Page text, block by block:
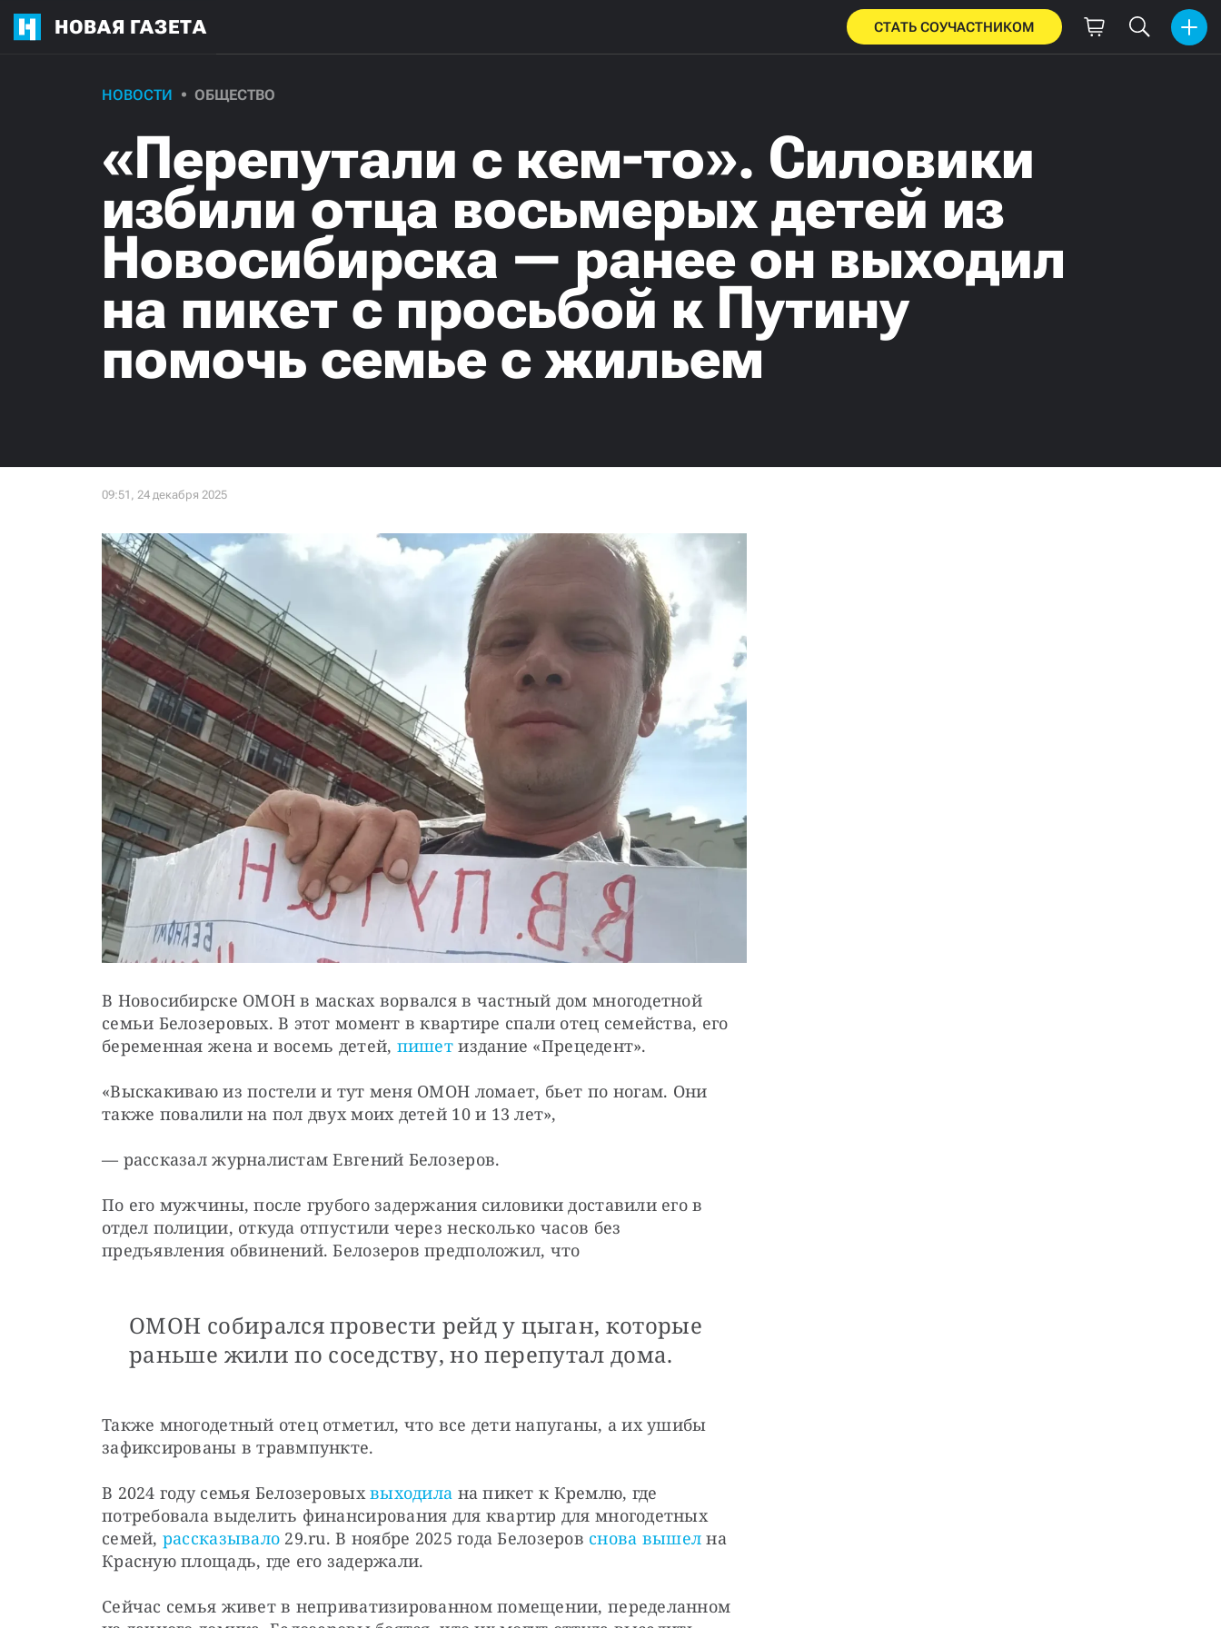
НОВАЯ ГАЗЕТА СТАТЬ СОУЧАСТНИКОМ
НОВОСТИ ОБЩЕСТВО
«Перепутали с кем-то». Силовики
избили отца восьмерых детей из
Новосибирска — ранее он выходил
на пикет c просьбой к Путину
помочь семье с жильем
В Новосибирске ОМОН в масках ворвался в частный дом многодетной
семьи Белозеровых. В этот момент в квартире спали отец семейства, его
беременная жена и восемь детей, пишет издание «Прецедент».
«Выскакиваю из постели и тут меня ОМОН ломает, бьет по ногам. Они
также повалили на пол двух моих детей 10 и 13 лет»,
— рассказал журналистам Евгений Белозеров.
По его мужчины, после грубого задержания силовики доставили его в
отдел полиции, откуда отпустили через несколько часов без
предъявления обвинений. Белозеров предположил, что
ОМОН собирался провести рейд у цыган, которые
раньше жили по соседству, но перепутал дома.
Также многодетный отец отметил, что все дети напуганы, а их ушибы
зафиксированы в травмпункте.
В 2024 году семья Белозеровых выходила на пикет к Кремлю, где
потребовала выделить финансирования для квартир для многодетных
семей, рассказывало 29.ru. В ноябре 2025 года Белозеров снова вышел на
Красную площадь, где его задержали.
Cейчас семья живет в неприватизированном помещении, переделанном